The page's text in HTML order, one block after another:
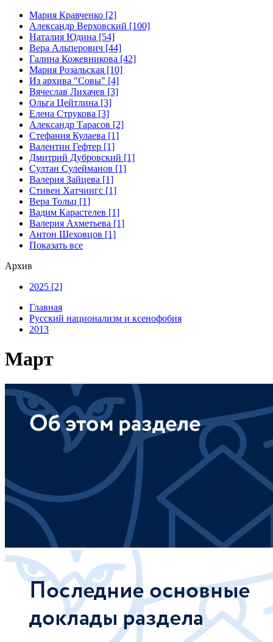
Мария Кравченко [2]
Александр Верховский [100]
Наталия Юдина [54]
Вера Альперович [44]
Галина Кожевникова [42]
Мария Розальская [10]
Из архива "Совы" [4]
Вячеслав Лихачев [3]
Ольга Цейтлина [3]
Елена Струкова [3]
Александр Тарасов [2]
Стефания Кулаева [1]
Валентин Гефтер [1]
Дмитрий Дубровский [1]
Султан Сулейманов [1]
Валерия Зайцева [1]
Стивен Хатчингс [1]
Верa Тольц [1]
Вадим Карастелев [1]
Валерия Ахметьева [1]
Антон Шеховцов [1]
Показать все
Архив
2025 [2]
Главная
Русский национализм и ксенофобия
2013
Март